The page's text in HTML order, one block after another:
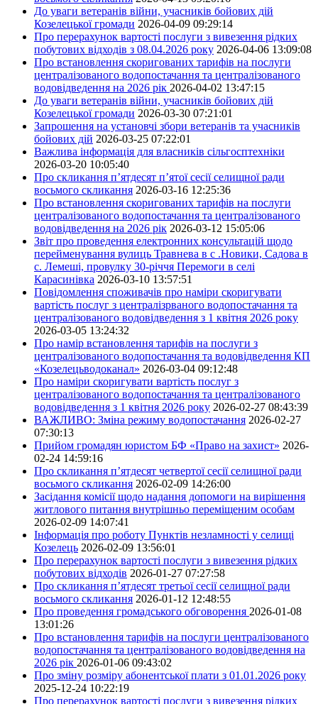
До уваги ветеранів війни, учасників бойових дій
Козелецької громади 2026-04-09 09:29:14
Про перерахунок вартості послуги з вивезення рідких
побутових відходів з 08.04.2026 року 2026-04-06 13:09:08
Про встановлення скоригованих тарифів на послуги
централізованого водопостачання та централізованого
водовідведення на 2026 рік 2026-04-02 13:47:15
До уваги ветеранів війни, учасників бойових дій
Козелецької громади 2026-03-30 07:21:01
Запрошення на установчі збори ветеранів та учасників
бойових дій 2026-03-25 07:22:01
Важлива інформація для власників сільгосптехніки
2026-03-20 10:05:40
Про скликання п’ятдесят п’ятої сесії селищної ради
восьмого скликання 2026-03-16 12:25:36
Про встановлення скоригованих тарифів на послуги
централізованого водопостачання та централізованого
водовідведення на 2026 рік 2026-03-12 15:05:06
Звіт про проведення електронних консультацій щодо
перейменування вулиць Травнева в с .Новики, Садова в
с. Лемеші, провулку 30-річчя Перемоги в селі
Карасинівка 2026-03-10 13:57:51
Повідомлення споживачів про наміри скоригувати
вартість послуг з централізрваного водопостачання та
централізованого водовідведення з 1 квітня 2026 року
2026-03-05 13:24:32
Про намір встановлення тарифів на послуги з
централізованого водопостачання та водовідведення КП
«Козелецьводоканал» 2026-03-04 09:12:48
Про наміри скоригувати вартість послуг з
централізованого водопостачання та централізованого
водовідведення з 1 квітня 2026 року 2026-02-27 08:43:39
ВАЖЛИВО: Зміна режиму водопостачання 2026-02-27
07:30:13
Прийом громадян юристом БФ «Право на захист» 2026-
02-24 14:59:16
Про скликання п’ятдесят четвертої сесії селищної ради
восьмого скликання 2026-02-09 14:26:00
Засідання комісії щодо надання допомоги на вирішення
житлового питання внутрішньо переміщеним особам
2026-02-09 14:07:41
Інформація про роботу Пунктів незламності у селищі
Козелець 2026-02-09 13:56:01
Про перерахунок вартості послуги з вивезення рідких
побутових відходів 2026-01-27 07:27:58
Про скликання п’ятдесят третьої сесії селищної ради
восьмого скликання 2026-01-12 12:48:55
Про проведення громадського обговорення 2026-01-08
13:01:26
Про встановлення тарифів на послуги централізованого
водопостачання та централізованого водовідведення на
2026 рік 2026-01-06 09:43:02
Про зміну розміру абонентської плати з 01.01.2026 року
2025-12-24 10:22:19
Про перерахунок вартості послуги з вивезення рідких